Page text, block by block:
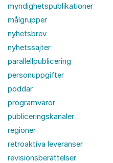
myndighetspublikationer
målgrupper
nyhetsbrev
nyhetssajter
parallellpublicering
personuppgifter
poddar
programvaror
publiceringskanaler
regioner
retroaktiva leveranser
revisionsberättelser